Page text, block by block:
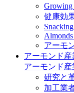
健康効
アーモ
アーモンド産
アーモンド産
研究と
加工業